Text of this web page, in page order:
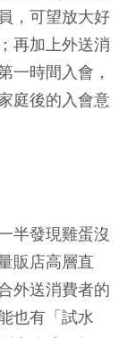
，可望放大好
再加上外送消
一時間入會，
庭後的入會意
半發現雞蛋沒
販店高層直
外送消費者的
也有「試水